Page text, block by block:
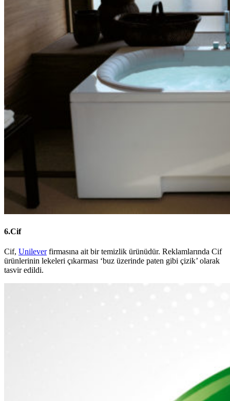
6.Cif
Cif, Unileverfirmasına ait bir temizlik ürünüdür. Reklamlarında Cif
ürünlerinin lekeleri çıkarması ‘buz üzerinde paten gibi çizik’ olarak
tasvir edildi.